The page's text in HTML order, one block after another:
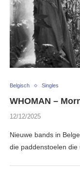
Belgisch Singles
WHOMAN –
12/12/2025
Nieuwe bands in
die paddenstoelen